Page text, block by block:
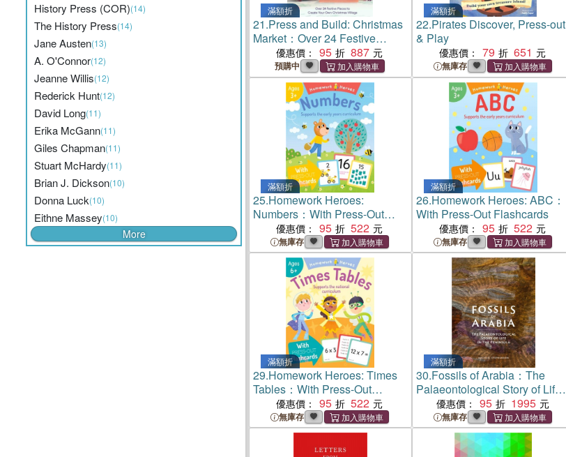
History Press (COR)(14)
The History Press(14)
Jane Austen(13)
A. O'Connor(12)
Jeanne Willis(12)
Rederick Hunt(12)
David Long(11)
Erika McGann(11)
Giles Chapman(11)
Stuart McHardy(11)
Brian J. Dickson(10)
Donna Luck(10)
Eithne Massey(10)
More
滿額折
21.Press and Build: Christmas
Market：Over 24 Festive
Pieces to Create Your Own
Christmas Village
優惠價： 95 887
預購中
滿額折
22.Pirates Discover, Press-out
& Play
優惠價： 79 651
無庫存
滿額折
25.Homework Heroes:
Numbers：With Press-Out
Flashcards
優惠價： 95 522
無庫存
滿額折
26.Homework Heroes: ABC：
With Press-Out Flashcards
優惠價： 95 522
無庫存
滿額折
29.Homework Heroes: Times
Tables：With Press-Out
Flashcards
優惠價： 95 522
無庫存
滿額折
30.Fossils of Arabia：The
Palaeontological Story of Life
in the Peninsula
優惠價： 95 1995
無庫存